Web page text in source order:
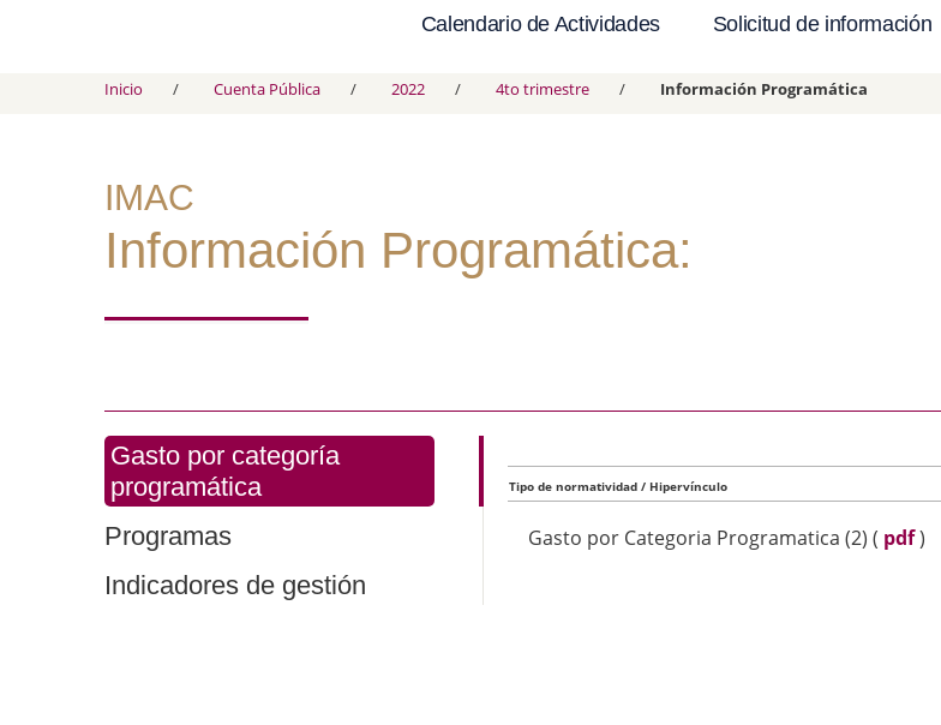
Calendario de Actividades Solicitud de información
Inicio Cuenta Pública 2022 4to trimestre Información Programática
IMAC
Información Programática:
Gasto por categoría
programática
Programas
Indicadores de gestión
Tipo de normatividad / Hipervínculo
Gasto por Categoria Programatica (2) ( pdf)